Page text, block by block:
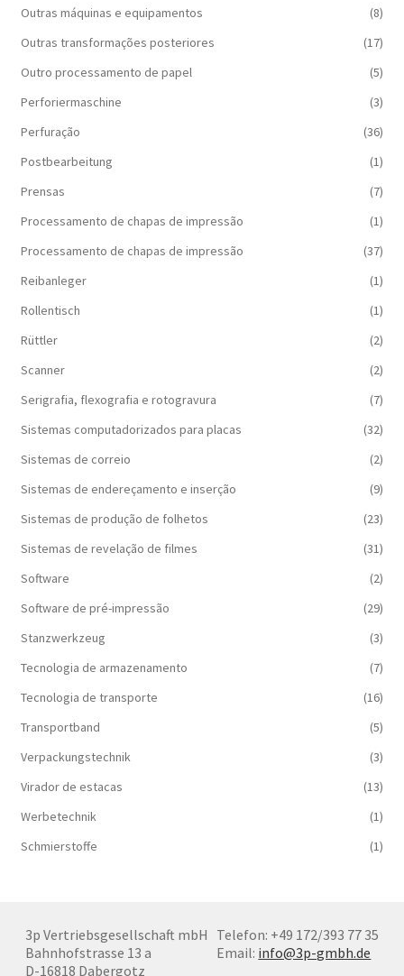
Outras máquinas e equipamentos
(8)
Outras transformações posteriores
(17)
Outro processamento de papel
(5)
Perforiermaschine
(3)
Perfuração
(36)
Postbearbeitung
(1)
Prensas
(7)
Processamento de chapas de impressão
(1)
Processamento de chapas de impressão
(37)
Reibanleger
(1)
Rollentisch
(1)
Rüttler
(2)
Scanner
(2)
Serigrafia, flexografia e rotogravura
(7)
Sistemas computadorizados para placas
(32)
Sistemas de correio
(2)
Sistemas de endereçamento e inserção
(9)
Sistemas de produção de folhetos
(23)
Sistemas de revelação de filmes
(31)
Software
(2)
Software de pré-impressão
(29)
Stanzwerkzeug
(3)
Tecnologia de armazenamento
(7)
Tecnologia de transporte
(16)
Transportband
(5)
Verpackungstechnik
(3)
Virador de estacas
(13)
Werbetechnik
(1)
Schmierstoffe
(1)
3p Vertriebsgesellschaft mbH
Bahnhofstrasse 13 a
D-16818 Dabergotz
Telefon: +49 172/393 77 35
Email: info@3p-gmbh.de